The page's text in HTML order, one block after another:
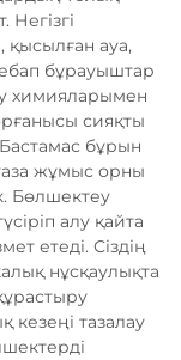
қысылған ауа,
бұрауыштар
химияларымен
сияқты
бұрын
жұмыс орны
Бөлшектеу
алу қайта
етеді. Сіздің
нұсқаулықта
кезеңі тазалау